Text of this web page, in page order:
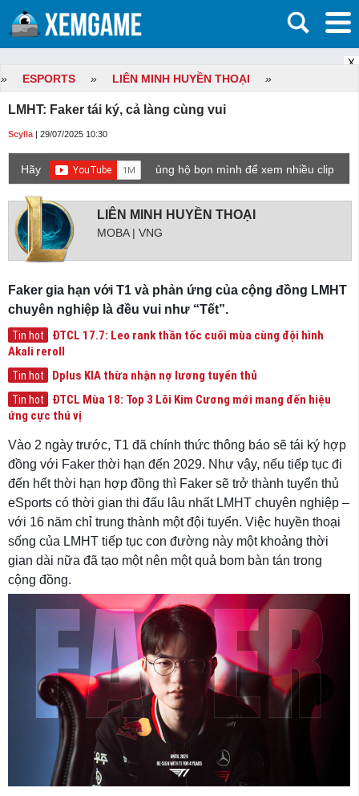
X
» ESPORTS » LIÊN MINH HUYỀN THOẠI »
LMHT: Faker tái ký, cả làng cùng vui
Scylla | 29/07/2025 10:30
Hãy
ủng hộ bọn mình để xem nhiều clip
LIÊN MINH HUYỀN THOẠI
MOBA | VNG
Faker gia hạn với T1 và phản ứng của cộng đồng LMHT
chuyên nghiệp là đều vui như “Tết”.
Tin hot
ĐTCL 17.7: Leo rank thần tốc cuối mùa cùng đội hình
Akali reroll
Tin hot Dplus KIA thừa nhận nợ lương tuyển thủ
Tin hot
ĐTCL Mùa 18: Top 3 Lõi Kim Cương mới mang đến hiệu
ứng cực thú vị
Vào 2 ngày trước, T1 đã chính thức thông báo sẽ tái ký hợp
đồng với Faker thời hạn đến 2029. Như vậy, nếu tiếp tục đi
đến hết thời hạn hợp đồng thì Faker sẽ trở thành tuyển thủ
eSports có thời gian thi đấu lâu nhất LMHT chuyên nghiệp –
với 16 năm chỉ trung thành một đội tuyển. Việc huyền thoại
sống của LMHT tiếp tục con đường này một khoảng thời
gian dài nữa đã tạo một nên một quả bom bàn tán trong
cộng đồng.